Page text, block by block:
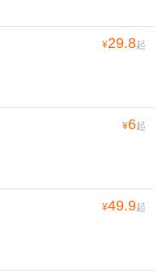
¥29.8起
¥6起
¥49.9起